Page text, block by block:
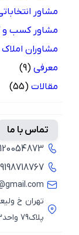
مشاور انتخاباتی (61)
مشاور کسب و کار (77)
مشاوران املاک و
معرفی (9)
مقالات (55)
تماس با ما
09120054873
09198718767
تهران خ ولیعصر
پلاک79 واحد3 روزهای زوج